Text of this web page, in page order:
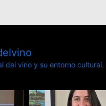
del vino y su entorno cultural.